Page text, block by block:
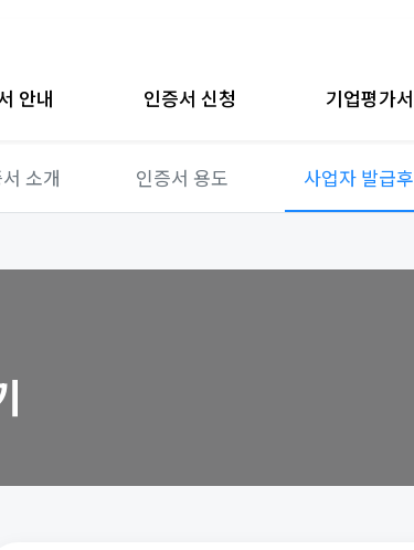
안내 인증서 신청 기업평가
소개 인증서 용도 사업자 발급